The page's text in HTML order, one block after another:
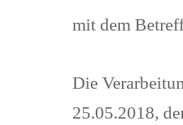
mit dem
Die
25.05.2018,